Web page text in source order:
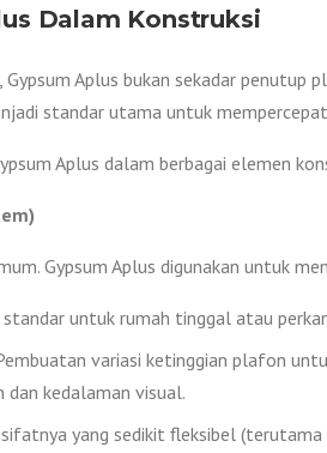
Dalam Konstruksi
Aplus bukan sekadar penutup
standar utama untuk
Aplus dalam berbagai elemen
Gypsum Aplus digunakan untuk
untuk rumah tinggal atau
variasi ketinggian plafon
dan kedalaman visual.
yang sedikit fleksibel